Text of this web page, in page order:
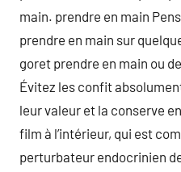
main. prendre en main
prendre en main sur
goret prendre en main ou
Évitez les confit
leur valeur et la conserve
film à l’intérieur, qui est
perturbateur endocrinien